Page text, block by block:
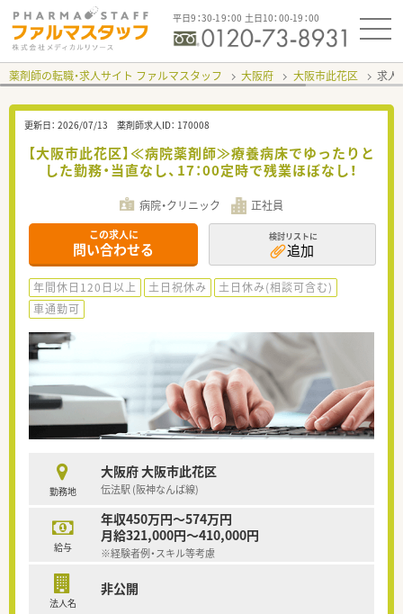
平日9：30-19：00 土日10：00-19：00
薬剤師の転職・求人サイト ファルマスタッフ 大阪府 大阪市此花区 求人
更新日： 2026/07/13 薬剤師求人ID： 170008
【大阪市此花区】≪病院薬剤師≫療養病床でゆったりと
した勤務・当直なし、17：00定時で残業ほぼなし！
病院・クリニック 正社員
この求人に
問い合わせる
検討リストに
追加
年間休日120日以上 土日祝休み
土日休み(相談可含む)
車通勤可
勤務地
大阪府 大阪市此花区
伝法駅 (阪神なんば線)
給与
年収450万円～574万円
月給321,000円～410,000円
※経験者例・スキル等考慮
法人名
非公開